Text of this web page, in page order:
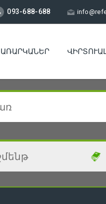
093-688-688
ԱՌԱՐԿԱՆԵՐ